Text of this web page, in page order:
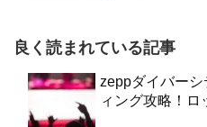
良く読まれている記事
zeppダイバー
ィング攻略！ロ